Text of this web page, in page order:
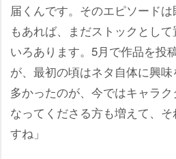
届くんです。そのエピソード
もあれば、まだストックとし
いろあります。5月で作品を投
が、最初の頃はネタ自体に興
多かったのが、今ではキャラ
なってくださる方も増えて、
すね」